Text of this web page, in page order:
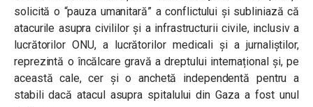
solicită o “pauza umanitară” a conflictului și subliniază că
atacurile asupra civililor și a infrastructurii civile, inclusiv a
lucrătorilor ONU, a lucrătorilor medicali și a jurnaliștilor,
reprezintă o încălcare gravă a dreptului internațional și, pe
această cale, cer și o anchetă independentă pentru a
stabili dacă atacul asupra spitalului din Gaza a fost unul